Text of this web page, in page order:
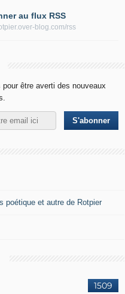
au flux RSS
blog.com/rss
pour être averti des nouveaux
poétique et autre de Rotpier
1509